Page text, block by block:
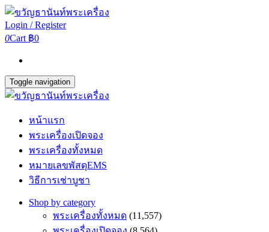
Login / Register
0Cart ฿0
Toggle navigation
หน้าแรก
พระเครื่องเปิดจอง
พระเครื่องทั้งหมด
หมายเลขพัสดุEMS
วิธีการเช่าบูชา
Shop by category
พระเครื่องทั้งหมด (11,557)